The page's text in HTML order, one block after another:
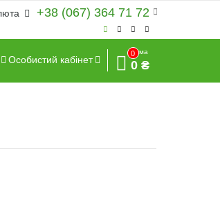
+38 (067) 364 71 72
Особистий кабінет
0
Сума
0 ₴